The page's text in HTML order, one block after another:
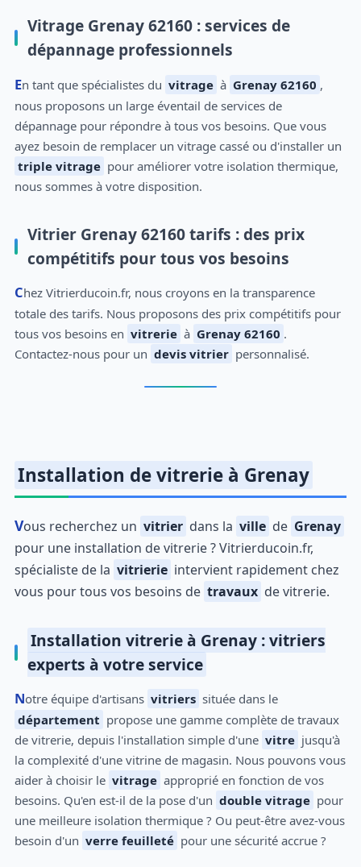
Vitrage Grenay 62160 : services de
dépannage professionnels
En tant que spécialistes du vitrage à Grenay 62160 ,
nous proposons un large éventail de services de
dépannage pour répondre à tous vos besoins. Que vous
ayez besoin de remplacer un vitrage cassé ou d'installer un
triple vitrage pour améliorer votre isolation thermique,
nous sommes à votre disposition.
Vitrier Grenay 62160 tarifs : des prix
compétitifs pour tous vos besoins
Chez Vitrierducoin.fr, nous croyons en la transparence
totale des tarifs. Nous proposons des prix compétitifs pour
tous vos besoins en vitrerie à Grenay 62160 .
Contactez-nous pour un devis vitrier personnalisé.
Installation de vitrerie à Grenay
Vous recherchez un vitrier dans la ville de Grenay
pour une installation de vitrerie ? Vitrierducoin.fr,
spécialiste de la vitrierie intervient rapidement chez
vous pour tous vos besoins de travaux de vitrerie.
Installation vitrerie à Grenay : vitriers
experts à votre service
Notre équipe d'artisans vitriers située dans le
département propose une gamme complète de travaux
de vitrerie, depuis l'installation simple d'une vitre jusqu'à
la complexité d'une vitrine de magasin. Nous pouvons vous
aider à choisir le vitrage approprié en fonction de vos
besoins. Qu'en est-il de la pose d'un double vitrage pour
une meilleure isolation thermique ? Ou peut-être avez-vous
besoin d'un verre feuilleté pour une sécurité accrue ?